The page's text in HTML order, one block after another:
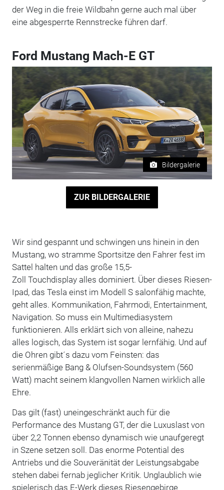
der Weg in die freie Wildbahn gerne auch mal über
eine abgesperrte Rennstrecke führen darf.
Ford Mustang Mach-E GT
Bildergalerie
ZUR BILDERGALERIE
Wir sind gespannt und schwingen uns hinein in den
Mustang, wo stramme Sportsitze den Fahrer fest im
Sattel halten und das große 15,5-
Zoll Touchdisplay alles dominiert. Über dieses Riesen-
Ipad, das Tesla einst im Modell S salonfähig machte,
geht alles. Kommunikation, Fahrmodi, Entertainment,
Navigation. So muss ein Multimediasystem
funktionieren. Alls erklärt sich von alleine, nahezu
alles logisch, das System ist sogar lernfähig. Und auf
die Ohren gibt´s dazu vom Feinsten: das
serienmäßige Bang & Olufsen-Soundsystem (560
Watt) macht seinem klangvollen Namen wirklich alle
Ehre.
Das gilt (fast) uneingeschränkt auch für die
Performance des Mustang GT, der die Luxuslast von
über 2,2 Tonnen ebenso dynamisch wie unaufgeregt
in Szene setzen soll. Das enorme Potential des
Antriebs und die Souveränität der Leistungsabgabe
stehen dabei fernab jeglicher Kritik. Unglaublich wie
spielerisch das E-Werk dieses Riesengebirge